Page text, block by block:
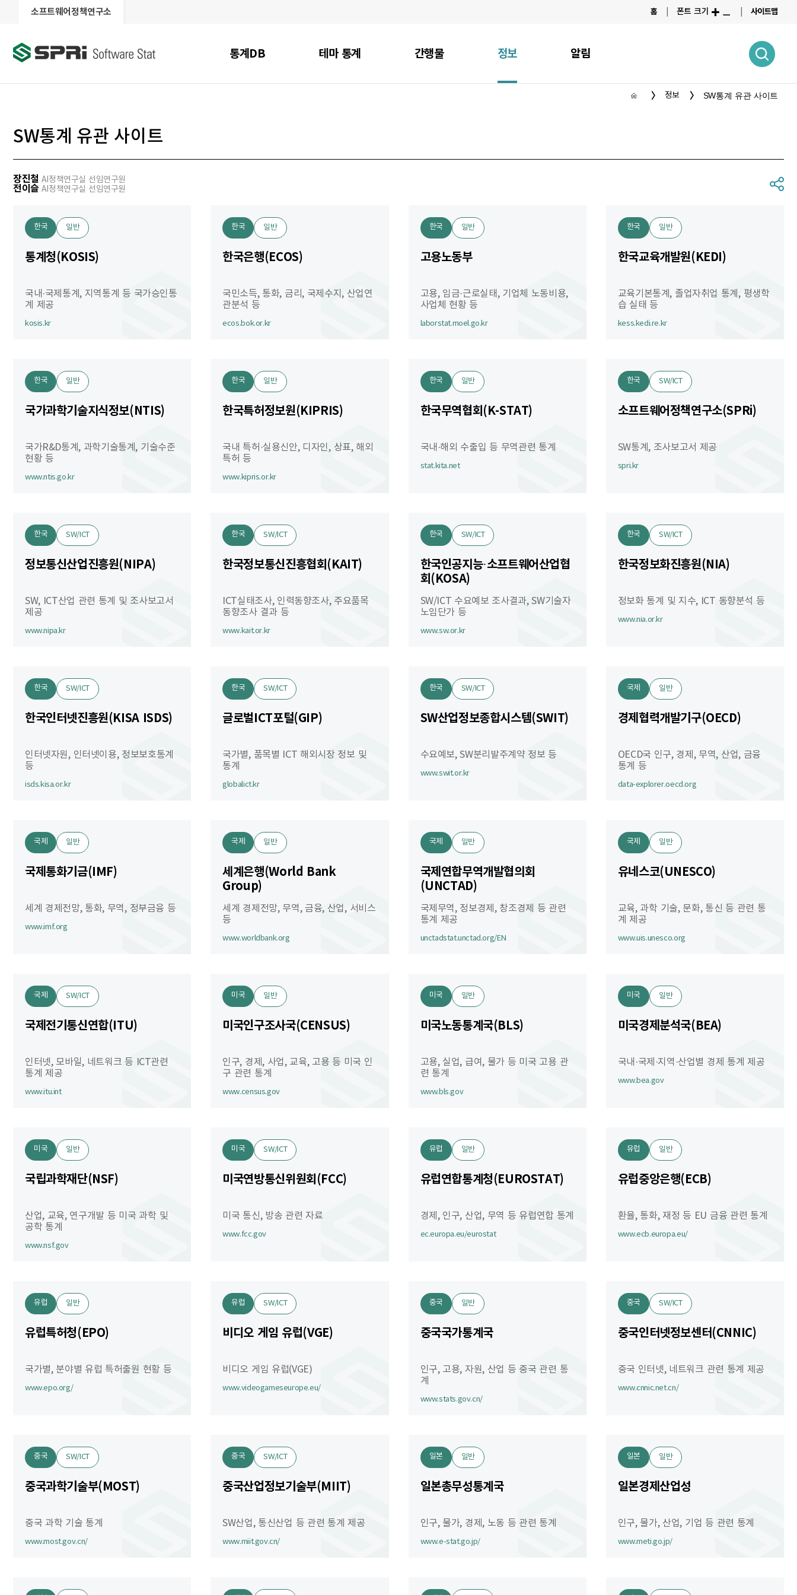
소프트웨어정책연구소 홈 폰트 크기 사이트맵
통계DB 테마 통계 간행물 정보 알림
정보 SW통계 유관 사이트
SW통계 유관 사이트
장진철 AI정책연구실 선임연구원
전이슬 AI정책연구실 선임연구원
한국 일반
통계청(KOSIS)
국내·국제통계, 지역통계 등 국가승인통
계 제공
kosis.kr
한국 일반
한국은행(ECOS)
국민소득, 통화, 금리, 국제수지, 산업연
관분석 등
ecos.bok.or.kr
한국 일반
고용노동부
고용, 임금·근로실태, 기업체 노동비용,
사업체 현황 등
laborstat.moel.go.kr
한국 일반
한국교육개발원(KEDI)
교육기본통계, 졸업자취업 통계, 평생학
습 실태 등
kess.kedi.re.kr
한국 일반
국가과학기술지식정보(NTIS)
국가R&D통계, 과학기술통계, 기술수준
현황 등
www.ntis.go.kr
한국 일반
한국특허정보원(KIPRIS)
국내 특허·실용신안, 디자인, 상표, 해외
특허 등
www.kipris.or.kr
한국 일반
한국무역협회(K-STAT)
국내·해외 수출입 등 무역관련 통계
stat.kita.net
한국 SW/ICT
소프트웨어정책연구소(SPRi)
SW통계, 조사보고서 제공
spri.kr
한국 SW/ICT
정보통신산업진흥원(NIPA)
SW, ICT산업 관련 통계 및 조사보고서
제공
www.nipa.kr
한국 SW/ICT
한국정보통신진흥협회(KAIT)
ICT실태조사, 인력동향조사, 주요품목
동향조사 결과 등
www.kait.or.kr
한국 SW/ICT
한국인공지능·소프트웨어산업협
회(KOSA)
SW/ICT 수요예보 조사결과, SW기술자
노임단가 등
www.sw.or.kr
한국 SW/ICT
한국정보화진흥원(NIA)
정보화 통계 및 지수, ICT 동향분석 등
www.nia.or.kr
한국 SW/ICT
한국인터넷진흥원(KISA ISDS)
인터넷자원, 인터넷이용, 정보보호통계
등
isds.kisa.or.kr
한국 SW/ICT
글로벌ICT포털(GIP)
국가별, 품목별 ICT 해외시장 정보 및
통계
globalict.kr
한국 SW/ICT
SW산업정보종합시스템(SWIT)
수요예보, SW분리발주계약 정보 등
www.swit.or.kr
국제 일반
경제협력개발기구(OECD)
OECD국 인구, 경제, 무역, 산업, 금융
통계 등
data-explorer.oecd.org
국제 일반
국제통화기금(IMF)
세계 경제전망, 통화, 무역, 정부금융 등
www.imf.org
국제 일반
세계은행(World Bank
Group)
세계 경제전망, 무역, 금융, 산업, 서비스
등
www.worldbank.org
국제 일반
국제연합무역개발협의회
(UNCTAD)
국제무역, 정보경제, 창조경제 등 관련
통계 제공
unctadstat.unctad.org/EN
국제 일반
유네스코(UNESCO)
교육, 과학 기술, 문화, 통신 등 관련 통
계 제공
www.uis.unesco.org
국제 SW/ICT
국제전기통신연합(ITU)
인터넷, 모바일, 네트워크 등 ICT관련
통계 제공
www.itu.int
미국 일반
미국인구조사국(CENSUS)
인구, 경제, 사업, 교육, 고용 등 미국 인
구 관련 통계
www.census.gov
미국 일반
미국노동통계국(BLS)
고용, 실업, 급여, 물가 등 미국 고용 관
련 통계
www.bls.gov
미국 일반
미국경제분석국(BEA)
국내·국제·지역·산업별 경제 통계 제공
www.bea.gov
미국 일반
국립과학재단(NSF)
산업, 교육, 연구개발 등 미국 과학 및
공학 통계
www.nsf.gov
미국 SW/ICT
미국연방통신위원회(FCC)
미국 통신, 방송 관련 자료
www.fcc.gov
유럽 일반
유럽연합통계청(EUROSTAT)
경제, 인구, 산업, 무역 등 유럽연합 통계
ec.europa.eu/eurostat
유럽 일반
유럽중앙은행(ECB)
환율, 통화, 재정 등 EU 금융 관련 통계
www.ecb.europa.eu/
유럽 일반
유럽특허청(EPO)
국가별, 분야별 유럽 특허출원 현황 등
www.epo.org/
유럽 SW/ICT
비디오 게임 유럽(VGE)
비디오 게임 유럽(VGE)
www.videogameseurope.eu/
중국 일반
중국국가통계국
인구, 고용, 자원, 산업 등 중국 관련 통
계
www.stats.gov.cn/
중국 SW/ICT
중국인터넷정보센터(CNNIC)
중국 인터넷, 네트워크 관련 통계 제공
www.cnnic.net.cn/
중국 SW/ICT
중국과학기술부(MOST)
중국 과학 기술 통계
www.most.gov.cn/
중국 SW/ICT
중국산업정보기술부(MIIT)
SW산업, 통신산업 등 관련 통계 제공
www.miit.gov.cn/
일본 일반
일본총무성통계국
인구, 물가, 경제, 노동 등 관련 통계
www.e-stat.go.jp/
일본 일반
일본경제산업성
인구, 물가, 산업, 기업 등 관련 통계
www.meti.go.jp/